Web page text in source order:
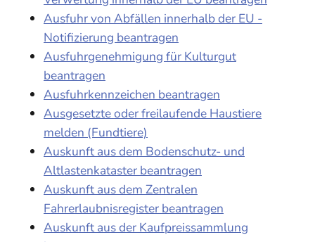
Ausfuhr von Abfällen innerhalb der EU -
Notifizierung beantragen
Ausfuhrgenehmigung für Kulturgut
beantragen
Ausfuhrkennzeichen beantragen
Ausgesetzte oder freilaufende Haustiere
melden (Fundtiere)
Auskunft aus dem Bodenschutz- und
Altlastenkataster beantragen
Auskunft aus dem Zentralen
Fahrerlaubnisregister beantragen
Auskunft aus der Kaufpreissammlung